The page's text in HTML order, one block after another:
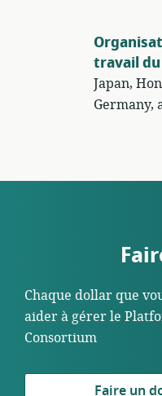
travail du
Japan,
Germany,
Chaque dollar que
aider à gérer le
Consortium
Faire un